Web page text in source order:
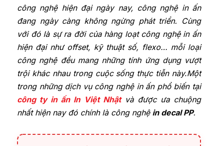
công nghệ hiện đại ngày nay, công nghệ in ấn
đang ngày càng không ngừng phát triển. Cùng
với đó là sự ra đời của hàng loạt công nghệ in ấn
hiện đại như offset, kỹ thuật số, flexo… mỗi loại
công nghệ đều mang những tính ứng dụng vượt
trội khác nhau trong cuộc sống thực tiễn này.Một
trong những dịch vụ công nghệ in ấn phổ biến tại
công ty in ấn In Việt Nhậtvà được ưa chuộng
nhất hiện nay đó chính là công nghệ in decal PP.